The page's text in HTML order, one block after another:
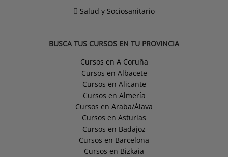
Salud y Sociosanitario
BUSCA TUS CURSOS EN TU PROVINCIA
Cursos en A Coruña
Cursos en Albacete
Cursos en Alicante
Cursos en Almería
Cursos en Araba/Álava
Cursos en Asturias
Cursos en Badajoz
Cursos en Barcelona
Cursos en Bizkaia